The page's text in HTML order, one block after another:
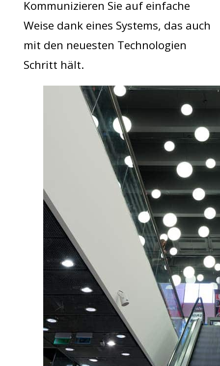
Kommunizieren Sie auf einfache
Weise dank eines Systems, das auch
mit den neuesten Technologien
Schritt hält.